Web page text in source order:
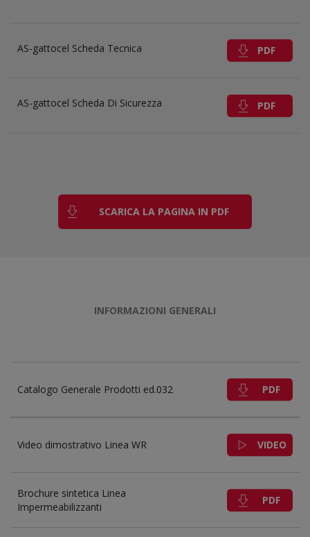
AS-gattocel Scheda Tecnica PDF
AS-gattocel Scheda Di Sicurezza PDF
SCARICA LA PAGINA IN PDF
INFORMAZIONI GENERALI
Catalogo Generale Prodotti ed.032 PDF
Video dimostrativo Linea WR VIDEO
Brochure sintetica Linea
Impermeabilizzanti
PDF